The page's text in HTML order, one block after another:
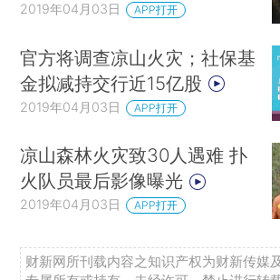
2019年04月03日 APP打开
官方将调查凉山火灾；社保基
金拟减持交行近15亿股
2019年04月03日 APP打开
凉山森林火灾致30人遇难 扑
火队员最后影像曝光
2019年04月03日 APP打开
财新网所刊载内容之知识产权为财新传媒